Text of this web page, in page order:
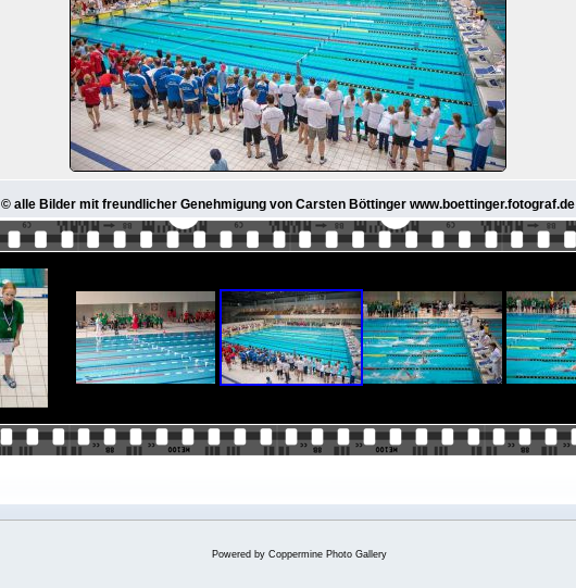
© alle Bilder mit freundlicher Genehmigung von Carsten Böttinger www.boettinger.fotograf.de
Powered by Coppermine Photo Gallery